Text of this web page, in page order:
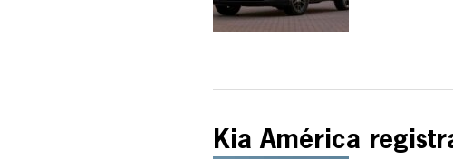
Kia América